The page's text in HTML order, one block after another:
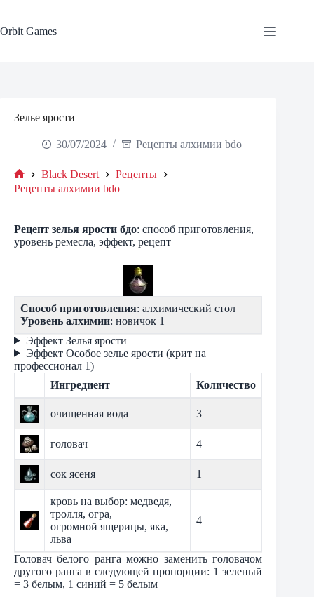
content
Orbit Games
Зелье ярости
30/07/2024 Рецепты алхимии bdo
Home
Black Desert
Рецепты
Рецепты алхимии bdo
Рецепт зелья ярости бдо: способ приготовления,
уровень ремесла, эффект, рецепт
Способ приготовления: алхимический стол
Уровень алхимии: новичок 1
Эффект Зелья ярости
Эффект Особое зелье ярости (крит на
профессионал 1)
Ингредиент
Количество
очищенная вода 3
головач 4
сок ясеня 1
кровь на выбор: медведя,
тролля, огра,
огромной ящерицы, яка,
льва
4
Головач белого ранга можно заменить головачом
другого ранга в следующей пропорции: 1 зеленый
= 3 белым, 1 синий = 5 белым